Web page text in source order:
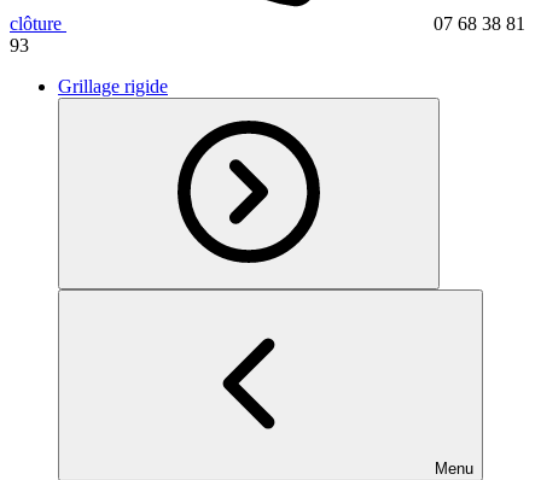
clôture
07 68 38 81
93
Grillage rigide
Menu